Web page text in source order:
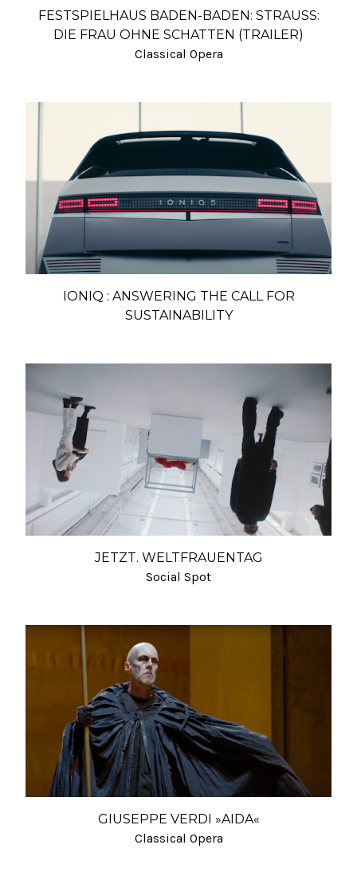
FESTSPIELHAUS BADEN-BADEN: STRAUSS:
DIE FRAU OHNE SCHATTEN (TRAILER)
Classical Opera
IONIQ : ANSWERING THE CALL FOR
SUSTAINABILITY
JETZT. WELTFRAUENTAG
Social Spot
GIUSEPPE VERDI »AIDA«
Classical Opera